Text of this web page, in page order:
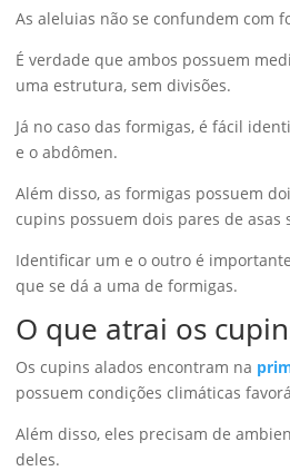
As aleluias não se confundem com
É verdade que ambos possuem
uma estrutura, sem divisões.
Já no caso das formigas, é fácil
e o abdômen.
Além disso, as formigas possuem
cupins possuem dois pares de
Identificar um e o outro é
que se dá a uma de formigas.
O que atrai os
Os cupins alados encontram na
possuem condições climáticas
Além disso, eles precisam de
deles.